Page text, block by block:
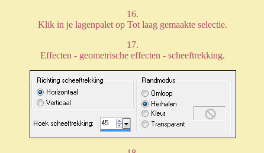
16.
Klik in je lagenpalet op Tot laag gemaakte selectie.
17.
Effecten - geometrische effecten - scheeftrekking.